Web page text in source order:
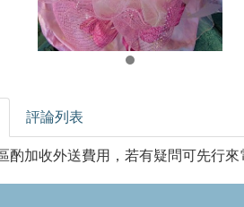
評論列表
酌加收外送費用，若有疑問可先行